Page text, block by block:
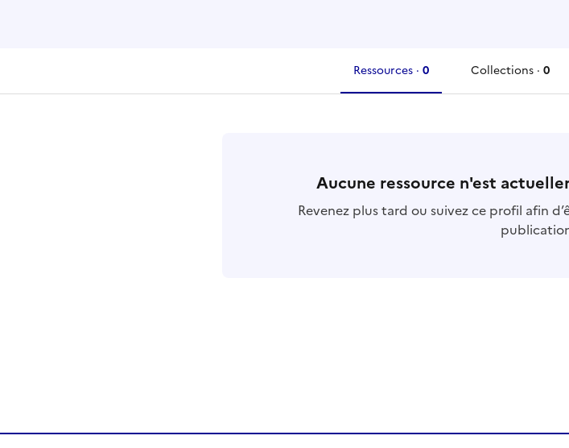
Ressources · 0
ressources
Collections · 0
Aucune ressource n'est
Revenez plus tard ou suivez ce profil afin